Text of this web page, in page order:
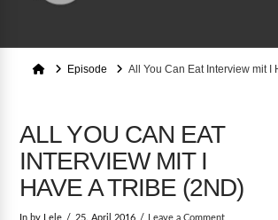
HomeEpisode All You Can Eat Interview mit I
ALL YOU CAN EAT
INTERVIEW MIT I
HAVE A TRIBE (2ND)